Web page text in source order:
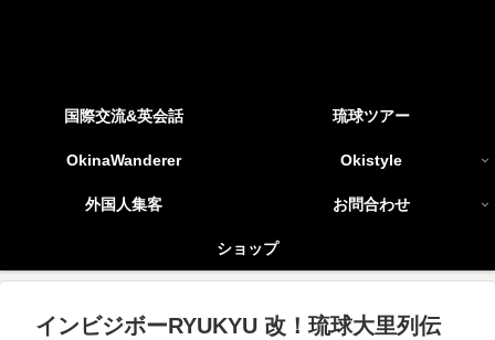
国際交流&英会話 琉球ツアー
OkinaWanderer Okistyle
外国人集客 お問合わせ
ショップ
インビジボーRYUKYU 改！琉球大里列伝